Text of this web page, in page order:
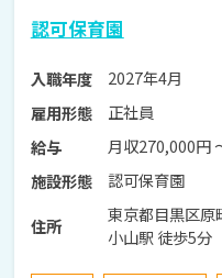
認可保育園
入職年度
2027年4月
雇用形態
正社員
給与
月収270,000円
施設形態
認可保育園
住所
東京都目黒区原町１
小山駅 徒歩5分